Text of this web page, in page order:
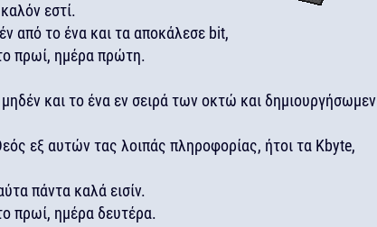
εστί.
από το ένα και τα αποκάλεσε bit,
πρωί, ημέρα πρώτη.
και το ένα εν σειρά των οκτώ και δημιουργήσωμεν
εξ αυτών τας λοιπάς πληροφορίας, ήτοι τα Kbyte,
πάντα καλά εισίν.
πρωί, ημέρα δευτέρα.